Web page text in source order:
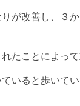
が改善し、３
たことによっ
いると歩いて